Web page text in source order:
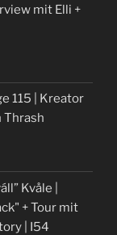
mit Elli +
115 | Kreator
Thrash
Kvåle |
+ Tour mit
| I54